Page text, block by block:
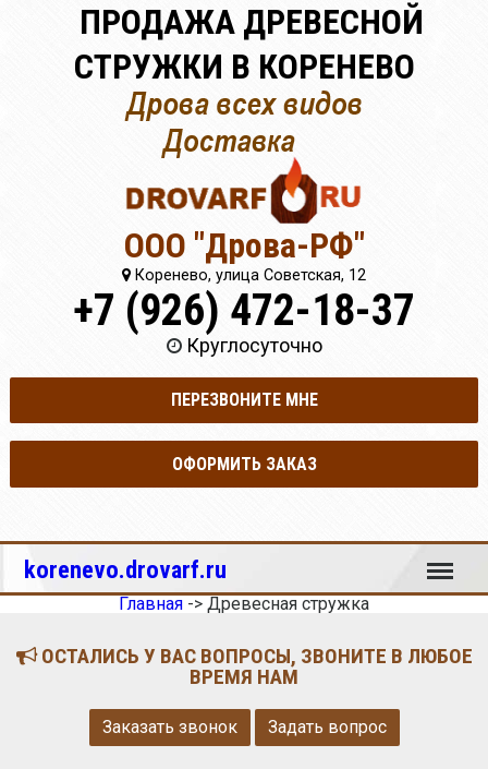
ПРОДАЖА ДРЕВЕСНОЙ
СТРУЖКИ В КОРЕНЕВО
ООО "Дрова-РФ"
Коренево, улица Советская, 12
+7 (926) 472-18-37
Круглосуточно
ПЕРЕЗВОНИТЕ МНЕ
ОФОРМИТЬ ЗАКАЗ
korenevo.drovarf.ru Меню
Главная -> Древесная стружка
ОСТАЛИСЬ У ВАС ВОПРОСЫ, ЗВОНИТЕ В ЛЮБОЕ
ВРЕМЯ НАМ
Заказать звонок Задать вопрос